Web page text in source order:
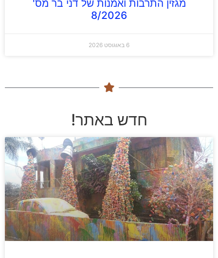
מגזין התרבות ואמנות של דני בר מס'
8/2026
6 באוגוסט 2026
חדש באתר!